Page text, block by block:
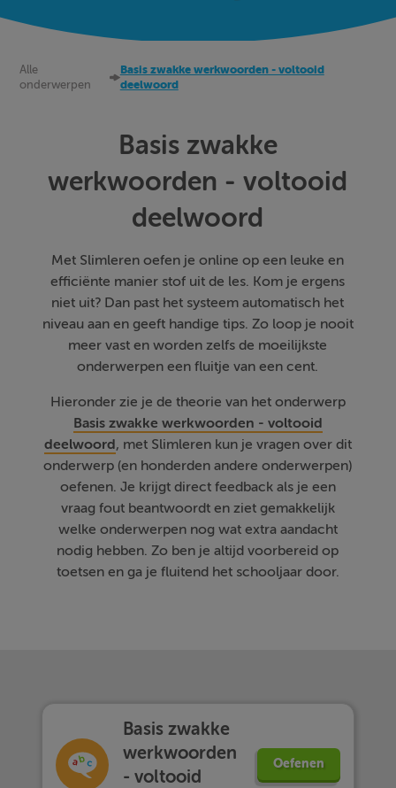
Alle
onderwerpen
Basis zwakke werkwoorden - voltooid
deelwoord
Basis zwakke
werkwoorden - voltooid
deelwoord
Met Slimleren oefen je online op een leuke en
efficiënte manier stof uit de les. Kom je ergens
niet uit? Dan past het systeem automatisch het
niveau aan en geeft handige tips. Zo loop je nooit
meer vast en worden zelfs de moeilijkste
onderwerpen een fluitje van een cent.
Hieronder zie je de theorie van het onderwerp
Basis zwakke werkwoorden - voltooid
deelwoord, met Slimleren kun je vragen over dit
onderwerp (en honderden andere onderwerpen)
oefenen. Je krijgt direct feedback als je een
vraag fout beantwoordt en ziet gemakkelijk
welke onderwerpen nog wat extra aandacht
nodig hebben. Zo ben je altijd voorbereid op
toetsen en ga je fluitend het schooljaar door.
Basis zwakke
werkwoorden
- voltooid
Oefenen